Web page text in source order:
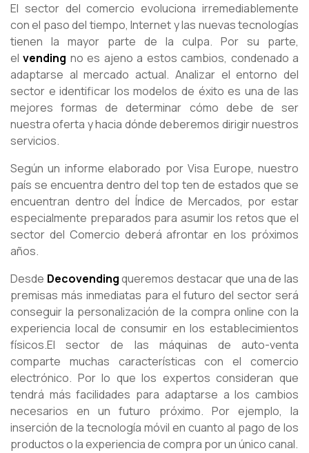
El sector del comercio evoluciona irremediablemente
con el paso del tiempo, Internet y las nuevas tecnologías
tienen la mayor parte de la culpa. Por su parte,
elvending no es ajeno a estos cambios, condenado a
adaptarse al mercado actual. Analizar el entorno del
sector e identificar los modelos de éxito es una de las
mejores formas de determinar cómo debe de ser
nuestra oferta y hacia dónde deberemos dirigir nuestros
servicios.
Según un informe elaborado por Visa Europe, nuestro
país se encuentra dentro del top ten de estados que se
encuentran dentro del Índice de Mercados, por estar
especialmente preparados para asumir los retos que el
sector del Comercio deberá afrontar en los próximos
años.
Desde Decovendingqueremos destacar que una de las
premisas más inmediatas para el futuro del sector será
conseguir la personalización de la compra online con la
experiencia local de consumir en los establecimientos
físicos.El sector de las máquinas de auto-venta
comparte muchas características con el comercio
electrónico. Por lo que los expertos consideran que
tendrá más facilidades para adaptarse a los cambios
necesarios en un futuro próximo. Por ejemplo, la
inserción de la tecnología móvil en cuanto al pago de los
productos o la experiencia de compra por un único canal.